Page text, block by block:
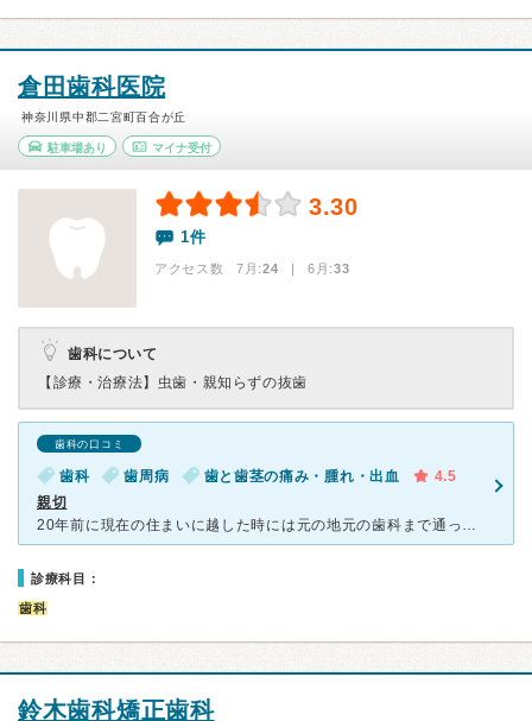
倉田歯科医院
神奈川県中郡二宮町百合が丘
駐車場あり マイナ受付
3.30
1件
アクセス数 7月:24 | 6月:33
歯科について
【診療・治療法】 虫歯・親知らずの抜歯
歯科の口コミ
歯科 歯周病 歯と歯茎の痛み・腫れ・出血
4.5
親切
20年前に現在の住まいに越した時には元の地元の歯科まで通ってましたが大変なんで地元の人に優しくて話をしっかり聞いてくれる歯科医師がいる歯医者は？と聞いたところこちらを紹介してもらいました。 とても親
診療科目：
歯科
鈴木歯科矯正歯科